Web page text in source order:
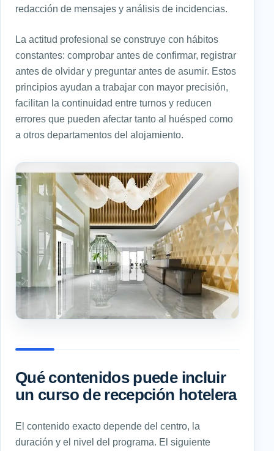
redacción de mensajes y análisis de incidencias.
La actitud profesional se construye con hábitos
constantes: comprobar antes de confirmar, registrar
antes de olvidar y preguntar antes de asumir. Estos
principios ayudan a trabajar con mayor precisión,
facilitan la continuidad entre turnos y reducen
errores que pueden afectar tanto al huésped como
a otros departamentos del alojamiento.
Qué contenidos puede incluir
un curso de recepción hotelera
El contenido exacto depende del centro, la
duración y el nivel del programa. El siguiente